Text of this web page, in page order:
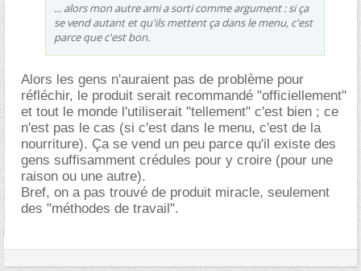
... alors mon autre ami a sorti comme argument : si ça
se vend autant et qu'ils mettent ça dans le menu, c'est
parce que c'est bon.
Alors les gens n'auraient pas de problème pour
réfléchir, le produit serait recommandé "officiellement"
et tout le monde l'utiliserait "tellement" c'est bien ; ce
n'est pas le cas (si c'est dans le menu, c'est de la
nourriture). Ça se vend un peu parce qu'il existe des
gens suffisamment crédules pour y croire (pour une
raison ou une autre).
Bref, on a pas trouvé de produit miracle, seulement
des "méthodes de travail".